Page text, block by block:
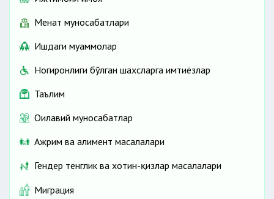
Меҳнат муносабатлари
Ишдаги муаммолар
Ногиронлиги бўлган шахсларга имтиёзлар
Таълим
Оилавий муносабатлар
Ажрим ва алимент масалалари
Гендер тенглик ва хотин-қизлар масалалари
Миграция